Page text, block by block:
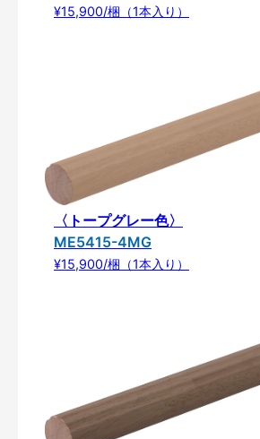
¥15,900/梱（1本入り）
〈トープグレー色〉
ME5415-4MG
¥15,900/梱（1本入り）